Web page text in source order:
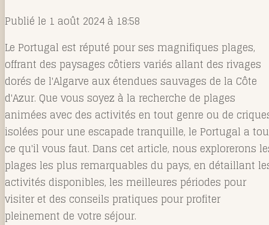
Publié le 1 août 2024 à 18:58
Le Portugal est réputé pour ses magnifiques plages,
offrant des paysages côtiers variés allant des rivages
dorés de l'Algarve aux étendues sauvages de la Côte
d'Azur. Que vous soyez à la recherche de plages
animées avec des activités en tout genre ou de
isolées pour une escapade tranquille, le Portugal a
ce qu'il vous faut. Dans cet article, nous explorerons
plages les plus remarquables du pays, en détaillant
activités disponibles, les meilleures périodes pour
visiter et des conseils pratiques pour profiter
pleinement de votre séjour.